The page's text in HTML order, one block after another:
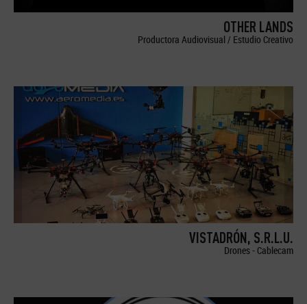
OTHER LANDS
Productora Audiovisual / Estudio Creativo
VISTADRÓN, S.R.L.U.
Drones - Cablecam